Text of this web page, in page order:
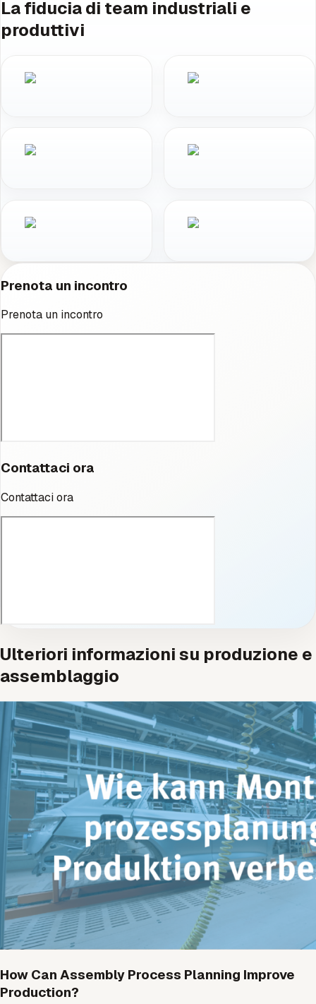
La fiducia di team industriali e
produttivi
Prenota un incontro
Prenota un incontro
Contattaci ora
Contattaci ora
Ulteriori informazioni su produzione e
assemblaggio
How Can Assembly Process Planning Improve
Production?